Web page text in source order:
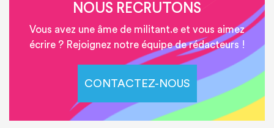
NOUS RECRUTONS
Vous avez une âme de militant.e et vous aimez
écrire ? Rejoignez notre équipe de rédacteurs !
CONTACTEZ-NOUS